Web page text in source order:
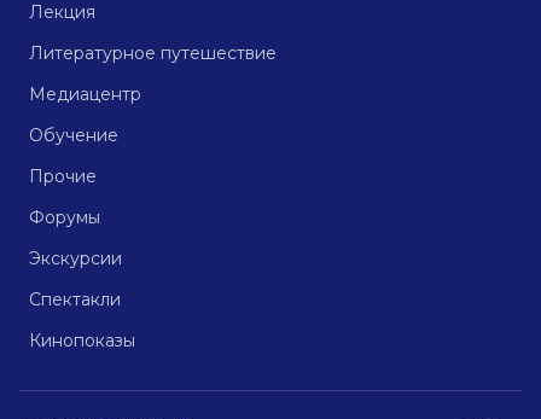
Лекция
Литературное путешествие
Медиацентр
Обучение
Прочие
Форумы
Экскурсии
Спектакли
Кинопоказы